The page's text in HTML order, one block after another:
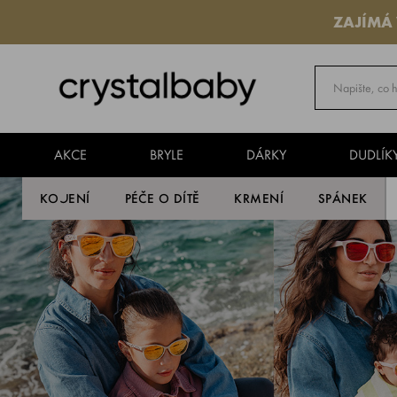
ZAJÍMÁ
AKCE BRYLE DÁRKY
KOJENÍ PÉČE O DÍTĚ KRMENÍ SPÁNEK